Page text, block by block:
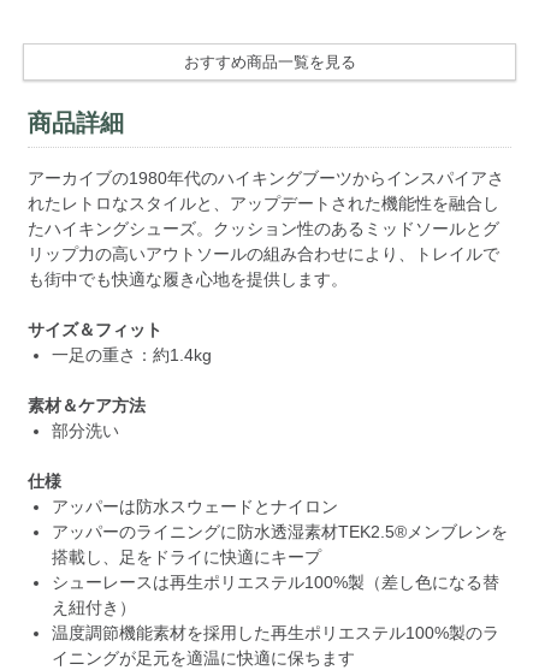
おすすめ商品一覧を見る
商品詳細
アーカイブの1980年代のハイキングブーツからインスパイアさ
れたレトロなスタイルと、アップデートされた機能性を融合し
たハイキングシューズ。クッション性のあるミッドソールとグ
リップ力の高いアウトソールの組み合わせにより、トレイルで
も街中でも快適な履き心地を提供します。
サイズ＆フィット
一足の重さ：約1.4kg
素材＆ケア方法
部分洗い
仕様
アッパーは防水スウェードとナイロン
アッパーのライニングに防水透湿素材TEK2.5®メンブレンを
搭載し、足をドライに快適にキープ
シューレースは再生ポリエステル100%製（差し色になる替
え紐付き）
温度調節機能素材を採用した再生ポリエステル100%製のラ
イニングが足元を適温に快適に保ちます